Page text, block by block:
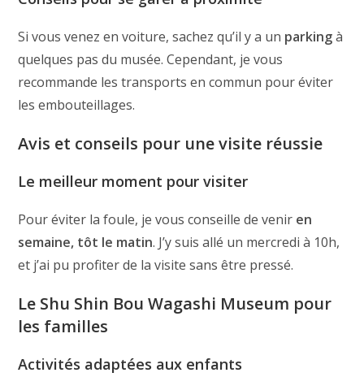
Si vous venez en voiture, sachez qu’il y a un parkingà
quelques pas du musée. Cependant, je vous
recommande les transports en commun pour éviter
les embouteillages.
Avis et conseils pour une visite réussie
Le meilleur moment pour visiter
Pour éviter la foule, je vous conseille de venir en
semaine, tôt le matin. J’y suis allé un mercredi à 10h,
et j’ai pu profiter de la visite sans être pressé.
Le Shu Shin Bou Wagashi Museum pour
les familles
Activités adaptées aux enfants